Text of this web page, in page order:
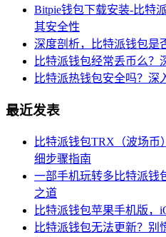
Bitpie钱包下载安装-比特
其安全性
深度剖析，比特派钱包是
比特派钱包经常丢币么？
比特派热钱包安全吗？深
最近发表
比特派钱包TRX（波场币
细步骤指南
一部手机玩转多比特派钱
之道
比特派钱包苹果手机版，
比特派钱包无法更新？别